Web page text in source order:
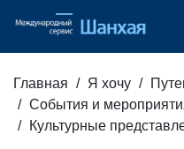
Главная Я хочу
События и
Культурные